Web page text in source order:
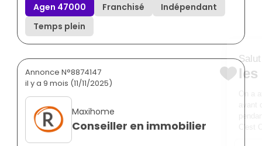
Agen 47000 Franchisé
Indépendant
Temps plein
Annonce N°8874147
il y a 9 mois (11/11/2025)
Maxihome
Conseiller en immobilier